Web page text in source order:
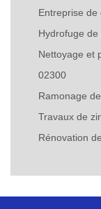
Entreprise
Hydrofuge
Nettoyage et
02300
Ramonage
Travaux de
Rénovation